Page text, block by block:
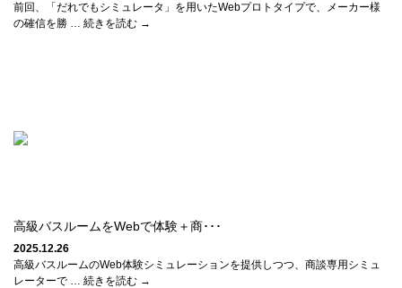
前回、「だれでもシミュレータ」を用いたWebプロトタイプで、メーカー様
の確信を勝 … 続きを読む →
高級バスルームをWebで体験＋商･･･
2025.12.26
高級バスルームのWeb体験シミュレーションを提供しつつ、商談専用シミュ
レーターで … 続きを読む →